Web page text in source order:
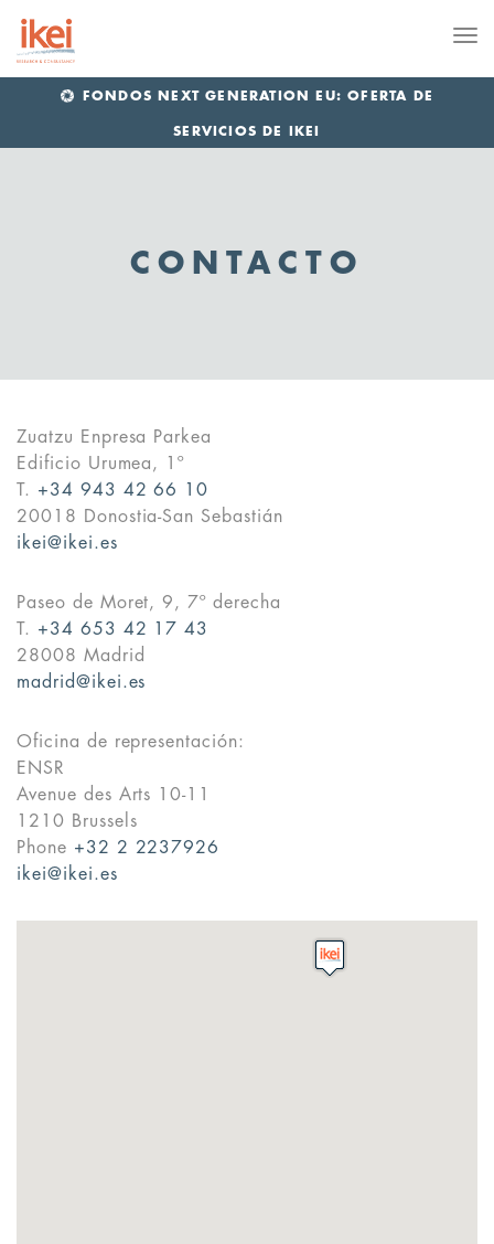
FONDOS NEXT GENERATION EU: OFERTA DE
SERVICIOS DE IKEI
CONTACTO
Zuatzu Enpresa Parkea
Edificio Urumea, 1º
T. +34 943 42 66 10
20018 Donostia-San Sebastián
ikei@ikei.es
Paseo de Moret, 9, 7º derecha
T. +34 653 42 17 43
28008 Madrid
madrid@ikei.es
Oficina de representación:
ENSR
Avenue des Arts 10-11
1210 Brussels
Phone +32 2 2237926
ikei@ikei.es